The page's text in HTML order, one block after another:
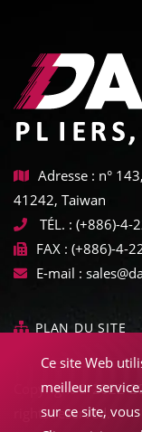
Adresse : n°
41242, Taiwan
TÉL. : (+886)-4-
FAX : (+886)-4-
E-mail :
PLAN DU SITE
Copyright © 2022-
rights reserved.
Ce site Web
meilleur
sur ce site,